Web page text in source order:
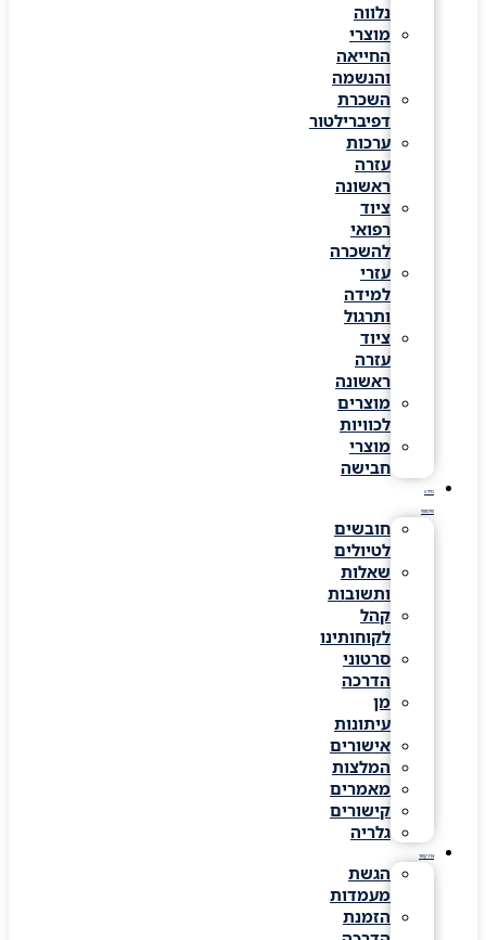
נלווה
מוצרי
החייאה
והנשמה
השכרת
דפיברילטור
ערכות
עזרה
ראשונה
ציוד
רפואי
להשכרה
עזרי
למידה
ותרגול
ציוד
עזרה
ראשונה
מוצרים
לכוויות
מוצרי
חבישה
חובשים
לטיולים
שאלות
ותשובות
קהל
לקוחותינו
סרטוני
הדרכה
מן
עיתונות
אישורים
המלצות
מאמרים
קישורים
גלריה
הגשת
מעמדות
הזמנת